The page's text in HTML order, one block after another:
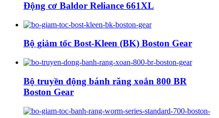
Động cơ Baldor Reliance 661XL
Bộ giảm tốc Bost-Kleen (BK) Boston Gear
Bộ truyền động bánh răng xoắn 800 BR
Boston Gear